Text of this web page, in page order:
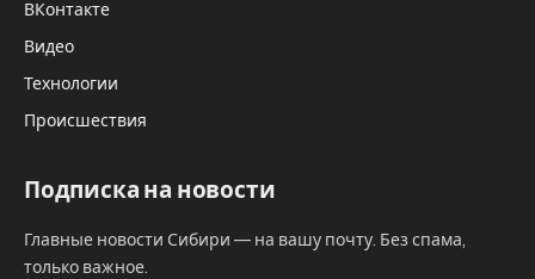
ВКонтакте
Видео
Технологии
Происшествия
Подписка на новости
Главные новости Сибири — на вашу почту. Без спама,
только важное.